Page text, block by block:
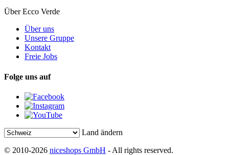
Über Ecco Verde
Über uns
Unsere Gruppe
Kontakt
Freie Jobs
Folge uns auf
Land ändern
© 2010-2026 niceshops GmbH - All rights reserved.